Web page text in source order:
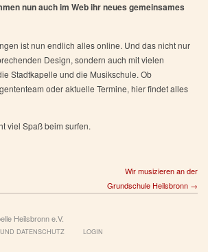
nun auch im Web ihr neues gemeinsames
ist nun endlich alles online. Und das nicht nur
Design, sondern auch mit vielen
Stadtkapelle und die Musikschule. Ob
oder aktuelle Termine, hier findet alles
viel Spaß beim surfen.
Wir musizieren an der
Grundschule Heilsbronn →
Heilsbronn e.V.
DATENSCHUTZ LOGIN